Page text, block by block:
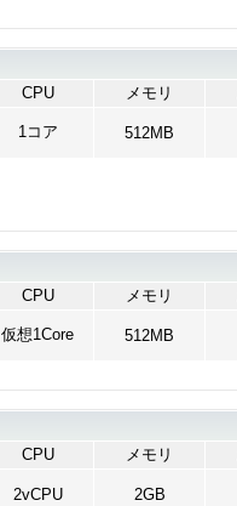
CPU メモリ
1コア 512MB
CPU メモリ
仮想1Core 512MB
CPU メモリ
2vCPU 2GB